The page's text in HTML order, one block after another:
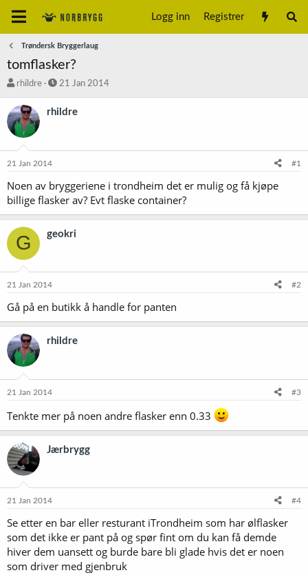
Logg inn Registrer
Trøndersk Bryggerlaug
tomflasker?
T
å
d
s
t
e
r
rhildre
S
a
o
21 Jan 2014
rhildre
21 Jan 2014 #1
Noen av bryggeriene i trondheim det er mulig og få kjøpe
billige flasker av? Evt flaske container?
G geokri
21 Jan 2014 #2
Gå på en butikk å handle for panten
rhildre
21 Jan 2014 #3
Tenkte mer på noen andre flasker enn 0.33
Jærbrygg
21 Jan 2014 #4
Se etter en bar eller resturant iTrondheim som har ølflasker
som det ikke er pant på og spør fint om du kan få demde
hiver dem uansett og burde bare bli glade hvis det er noen
som driver med gjenbruk